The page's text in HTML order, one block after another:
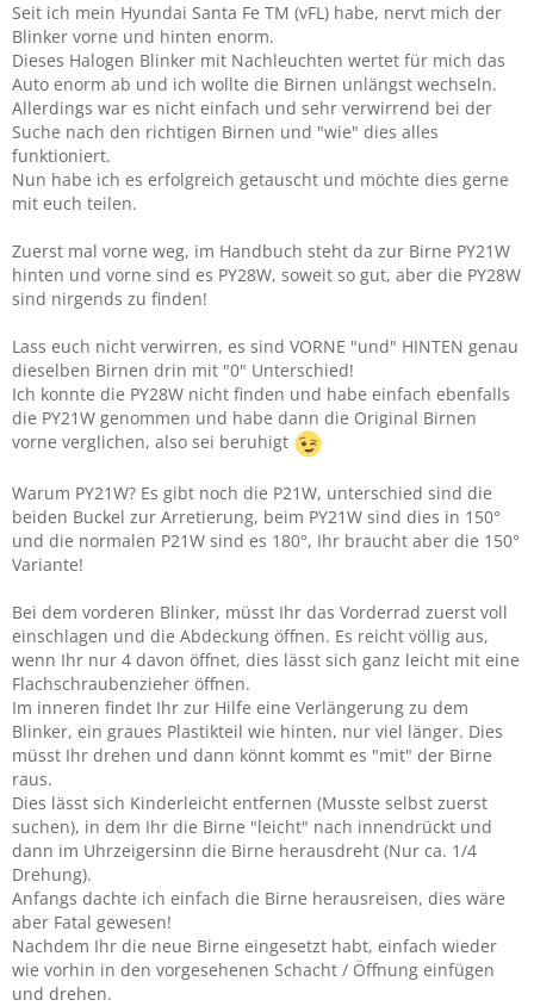
Seit ich mein Hyundai Santa Fe TM (vFL) habe, nervt mich der
Blinker vorne und hinten enorm.
Dieses Halogen Blinker mit Nachleuchten wertet für mich das
Auto enorm ab und ich wollte die Birnen unlängst wechseln.
Allerdings war es nicht einfach und sehr verwirrend bei der
Suche nach den richtigen Birnen und "wie" dies alles
funktioniert.
Nun habe ich es erfolgreich getauscht und möchte dies gerne
mit euch teilen.
Zuerst mal vorne weg, im Handbuch steht da zur Birne PY21W
hinten und vorne sind es PY28W, soweit so gut, aber die PY28W
sind nirgends zu finden!
Lass euch nicht verwirren, es sind VORNE "und" HINTEN genau
dieselben Birnen drin mit "0" Unterschied!
Ich konnte die PY28W nicht finden und habe einfach ebenfalls
die PY21W genommen und habe dann die Original Birnen
vorne verglichen, also sei beruhigt
Warum PY21W? Es gibt noch die P21W, unterschied sind die
beiden Buckel zur Arretierung, beim PY21W sind dies in 150°
und die normalen P21W sind es 180°, Ihr braucht aber die 150°
Variante!
Bei dem vorderen Blinker, müsst Ihr das Vorderrad zuerst voll
einschlagen und die Abdeckung öffnen. Es reicht völlig aus,
wenn Ihr nur 4 davon öffnet, dies lässt sich ganz leicht mit eine
Flachschraubenzieher öffnen.
Im inneren findet Ihr zur Hilfe eine Verlängerung zu dem
Blinker, ein graues Plastikteil wie hinten, nur viel länger. Dies
müsst Ihr drehen und dann könnt kommt es "mit" der Birne
raus.
Dies lässt sich Kinderleicht entfernen (Musste selbst zuerst
suchen), in dem Ihr die Birne "leicht" nach innendrückt und
dann im Uhrzeigersinn die Birne herausdreht (Nur ca. 1/4
Drehung).
Anfangs dachte ich einfach die Birne herausreisen, dies wäre
aber Fatal gewesen!
Nachdem Ihr die neue Birne eingesetzt habt, einfach wieder
wie vorhin in den vorgesehenen Schacht / Öffnung einfügen
und drehen.